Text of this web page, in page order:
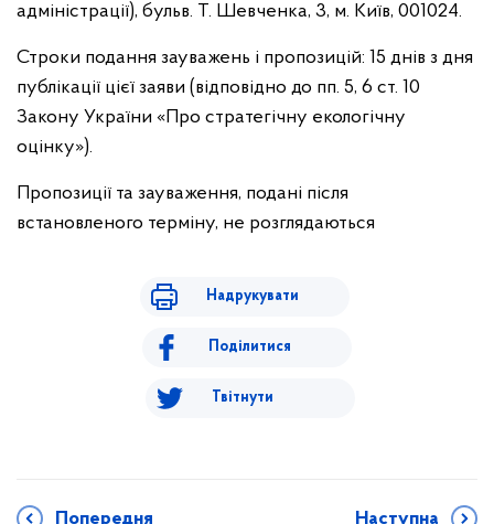
адміністрації), бульв. Т. Шевченка, 3, м. Київ, 001024.
Строки подання зауважень і пропозицій: 15 днів з дня
публікації цієї заяви (відповідно до пп. 5, 6 ст. 10
Закону України «Про стратегічну екологічну
оцінку»).
Пропозиції та зауваження, подані після
встановленого терміну, не розглядаються
Надрукувати
Поділитися
Твітнути
Попередня Наступна